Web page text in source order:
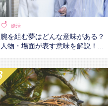
婚活
腕を組む夢はどんな意味がある？
人物・場面が表す意味を解説！...